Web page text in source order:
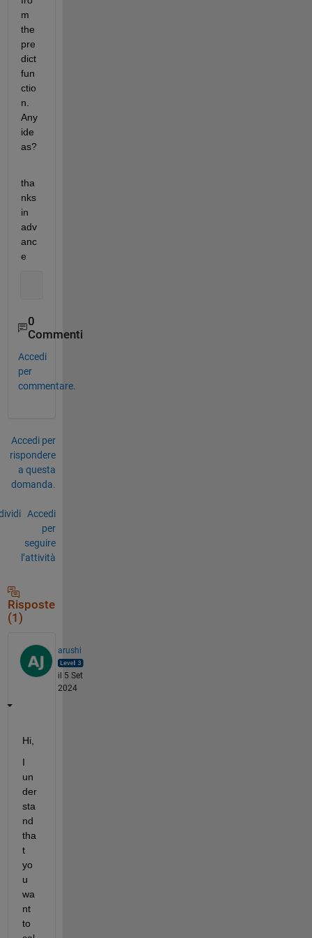
m
the
pre
dict
fun
ctio
n.
Any
ide
as?
tha
nks
in
adv
anc
e
0
Commenti
Accedi
per
commentare.
Accedi per
rispondere
a questa
domanda.
Accedi
per
seguire
l’attività
Risposte
(1)
arushi
il 5 Set
2024
Hi,
I
un
der
sta
nd
tha
t
yo
u
wa
nt
to